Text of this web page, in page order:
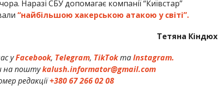
Наразі СБУ допомагає компанії “Київстар”
“найбільшою хакерською атакою у світі”.
Тетяна Кіндюх
уFacebook, Telegram, TikTokтаInstagram.
на поштуkalush.informator@gmail.com
редакції+380 67 266 02 08